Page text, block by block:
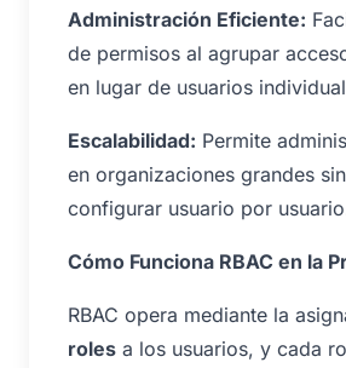
Administración Eficiente:
de permisos al agrupar
en lugar de usuarios
Escalabilidad: Permite
en organizaciones grandes
configurar usuario por
Cómo Funciona RBAC en la
RBAC opera mediante la
roles a los usuarios, y cada